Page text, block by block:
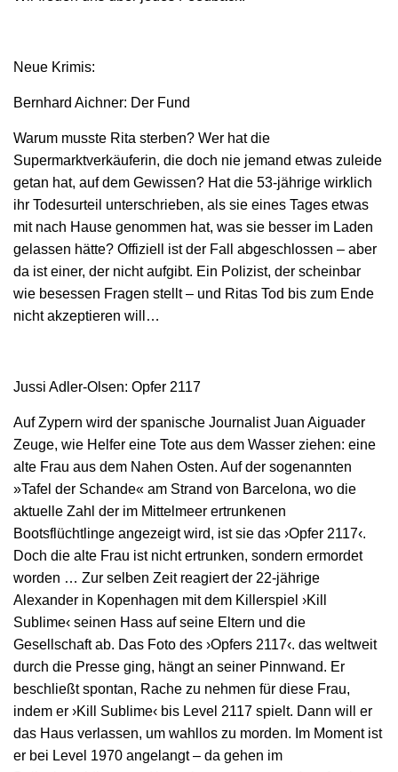
Neue Krimis:
Bernhard Aichner: Der Fund
Warum musste Rita sterben? Wer hat die
Supermarktverkäuferin, die doch nie jemand etwas zuleide
getan hat, auf dem Gewissen? Hat die 53-jährige wirklich
ihr Todesurteil unterschrieben, als sie eines Tages etwas
mit nach Hause genommen hat, was sie besser im Laden
gelassen hätte? Offiziell ist der Fall abgeschlossen – aber
da ist einer, der nicht aufgibt. Ein Polizist, der scheinbar
wie besessen Fragen stellt – und Ritas Tod bis zum Ende
nicht akzeptieren will…
Jussi Adler-Olsen: Opfer 2117
Auf Zypern wird der spanische Journalist Juan Aiguader
Zeuge, wie Helfer eine Tote aus dem Wasser ziehen: eine
alte Frau aus dem Nahen Osten. Auf der sogenannten
»Tafel der Schande« am Strand von Barcelona, wo die
aktuelle Zahl der im Mittelmeer ertrunkenen
Bootsflüchtlinge angezeigt wird, ist sie das ›Opfer 2117‹.
Doch die alte Frau ist nicht ertrunken, sondern ermordet
worden … Zur selben Zeit reagiert der 22-jährige
Alexander in Kopenhagen mit dem Killerspiel ›Kill
Sublime‹ seinen Hass auf seine Eltern und die
Gesellschaft ab. Das Foto des ›Opfers 2117‹. das weltweit
durch die Presse ging, hängt an seiner Pinnwand. Er
beschließt spontan, Rache zu nehmen für diese Frau,
indem er ›Kill Sublime‹ bis Level 2117 spielt. Dann will er
das Haus verlassen, um wahllos zu morden. Im Moment ist
er bei Level 1970 angelangt – da gehen im